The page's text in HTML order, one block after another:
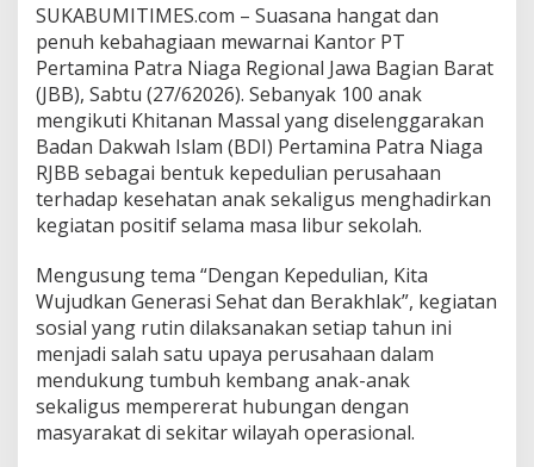
n
B
e
r
m
a
k
n
a
,
P
r
t
a
m
i
n
a
P
a
SUKABUMITIMES.com – Suasana hangat dan
penuh kebahagiaan mewarnai Kantor PT
Pertamina Patra Niaga Regional Jawa Bagian Barat
(JBB), Sabtu (27/62026). Sebanyak 100 anak
mengikuti Khitanan Massal yang diselenggarakan
Badan Dakwah Islam (BDI) Pertamina Patra Niaga
RJBB sebagai bentuk kepedulian perusahaan
terhadap kesehatan anak sekaligus menghadirkan
kegiatan positif selama masa libur sekolah.
Mengusung tema “Dengan Kepedulian, Kita
Wujudkan Generasi Sehat dan Berakhlak”, kegiatan
sosial yang rutin dilaksanakan setiap tahun ini
menjadi salah satu upaya perusahaan dalam
mendukung tumbuh kembang anak-anak
sekaligus mempererat hubungan dengan
masyarakat di sekitar wilayah operasional.